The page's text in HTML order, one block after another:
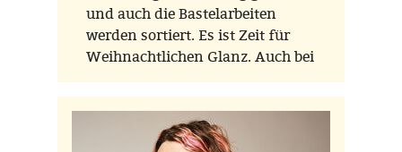
und auch die Bastelarbeiten
werden sortiert. Es ist Zeit für
Weihnachtlichen Glanz. Auch bei
FORMOST! Kommen Sie uns
besuchen.